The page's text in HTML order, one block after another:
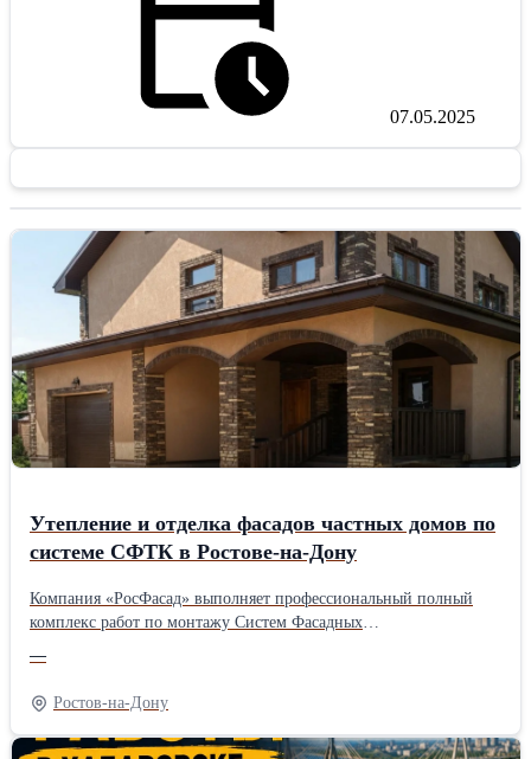
07.05.2025
Утепление и отделка фасадов частных домов по
системе СФТК в Ростове-на-Дону
Компания «РосФасад» выполняет профессиональный полный
комплекс работ по монтажу Систем Фасадных
Превратим ваш дом в надежную, теплую и эстетичную крепость,
которая будет радовать вас десятилетиями! Наши основные
услуги: • Надежное утепление фасадов: монтаж пенопласта,
—
Ростов-на-Дону